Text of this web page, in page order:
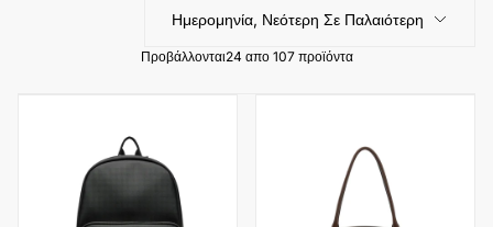
Ημερομηνία, Νεότερη Σε Παλαιότερη
Προβάλλονται24 απο 107 προϊόντα